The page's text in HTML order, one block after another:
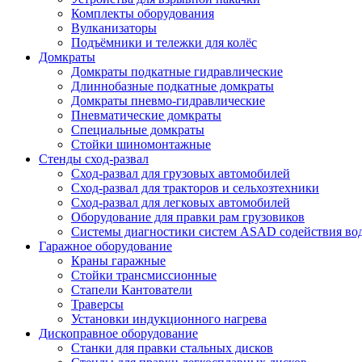
Комплекты оборудования
Вулканизаторы
Подъёмники и тележки для колёс
Домкраты
Домкраты подкатные гидравлические
Длиннобазные подкатные домкраты
Домкраты пневмо-гидравлические
Пневматические домкраты
Специальные домкраты
Стойки шиномонтажные
Стенды сход-развал
Сход-развал для грузовых автомобилей
Сход-развал для тракторов и сельхозтехники
Сход-развал для легковых автомобилей
Оборудование для правки рам грузовиков
Системы диагностики систем ASAD содействия
Гаражное оборудование
Краны гаражные
Стойки трансмиссионные
Стапели Кантователи
Траверсы
Установки индукционного нагрева
Дископравное оборудование
Станки для правки стальных дисков